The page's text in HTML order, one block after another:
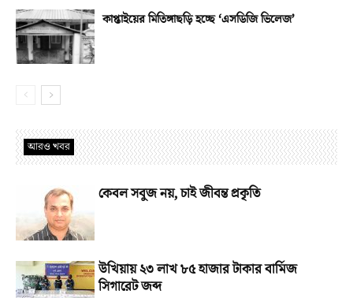
কাপ্তাইয়ের মিতিঙ্গাছড়ি হচ্ছে ‘এসডিজি ভিলেজ’
আরও খবর
কেবল সবুজ নয়, চাই জীবন্ত প্রকৃতি
উখিয়ায় ২৩ লাখ ৮৫ হাজার টাকার বার্মিজ
সিগারেট জব্দ